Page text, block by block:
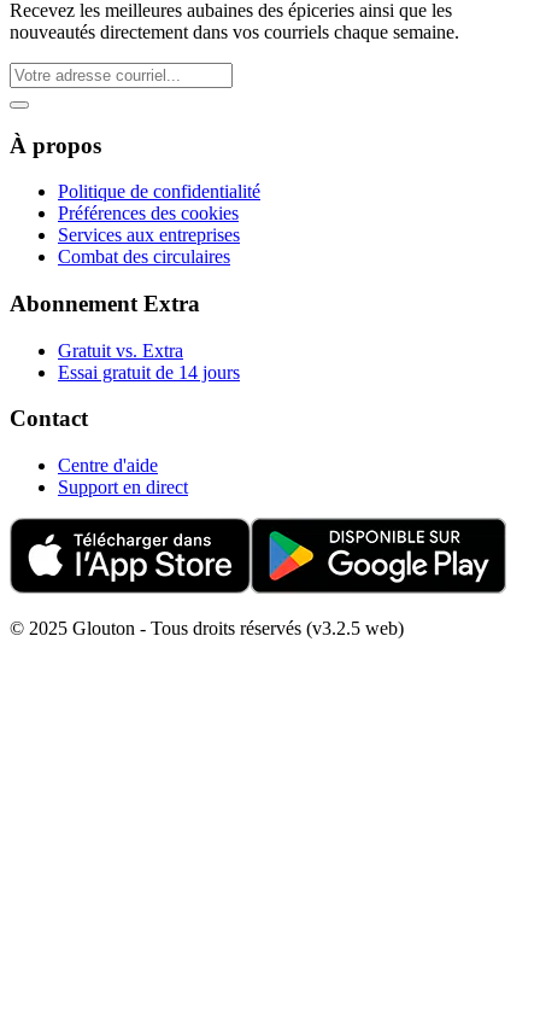
Recevez les meilleures aubaines des épiceries ainsi que les
nouveautés directement dans vos courriels chaque semaine.
À propos
Politique de confidentialité
Préférences des cookies
Services aux entreprises
Combat des circulaires
Abonnement Extra
Gratuit vs. Extra
Essai gratuit de 14 jours
Contact
Centre d'aide
Support en direct
© 2025 Glouton - Tous droits réservés (v3.2.5 web)